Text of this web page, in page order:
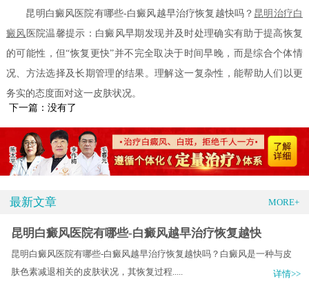
昆明白癜风医院有哪些-白癜风越早治疗恢复越快吗？ 昆明 治疗白
癜风 医院温馨提示：白癜风早期发现并及时处理确实有助于提高恢复
的可能性，但“恢复更快”并不完全取决于时间早晚，而是综合个体情
况、方法选择及长期管理的结果。理解这一复杂性，能帮助人们以更
务实的态度面对这一皮肤状况。
下一篇：没有了
最新文章 MORE+
昆明白癜风医院有哪些-白癜风越早治疗恢复越快
昆明白癜风医院有哪些-白癜风越早治疗恢复越快吗？白癜风是一种与皮
肤色素减退相关的皮肤状况，其恢复过程.....
详情>>